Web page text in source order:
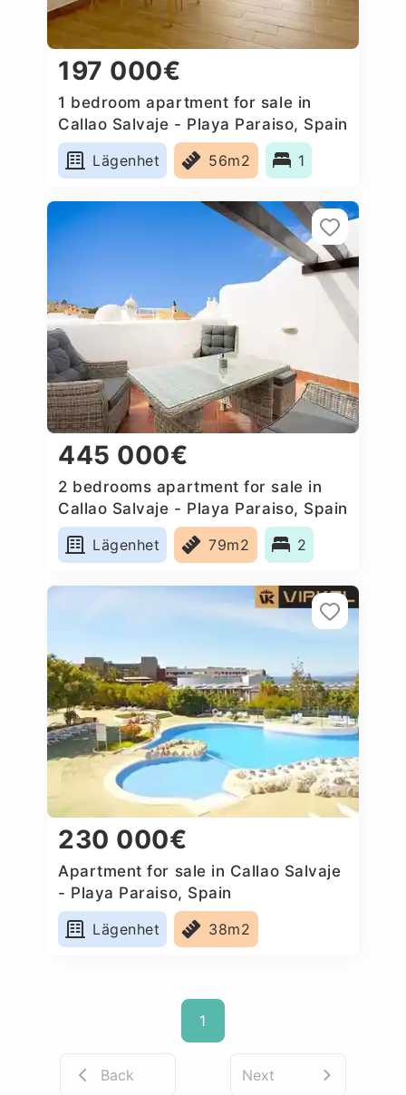
197 000€
1 bedroom apartment for sale in
Callao Salvaje - Playa Paraiso, Spain
Lägenhet
56m2 1
445 000€
2 bedrooms apartment for sale in
Callao Salvaje - Playa Paraiso, Spain
Lägenhet
79m2 2
230 000€
Apartment for sale in Callao Salvaje
- Playa Paraiso, Spain
Lägenhet
38m2
1
Back Next